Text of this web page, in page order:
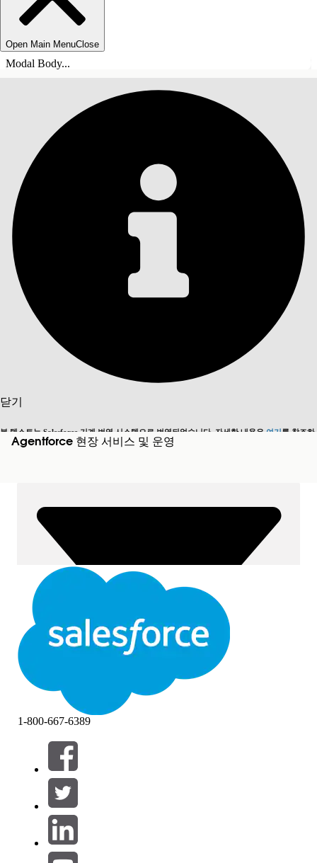
Open Main MenuClose
Modal Body...
닫기
본 텍스트는 Salesforce 기계 번역 시스템으로 번역되었습니다. 자세한 내용은 여기를 참조하
세요.
영어로 전환 지금 안 함
닫기
Agentforce 현장 서비스 및 운영
목차
필터 (0)
필터 선택
제품 영역
1-800-667-6389